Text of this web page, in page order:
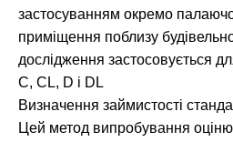
застосуванням окремо
приміщення поблизу
дослідження застосовується
С, CL, D і DL
Визначення займистості
Цей метод випробування